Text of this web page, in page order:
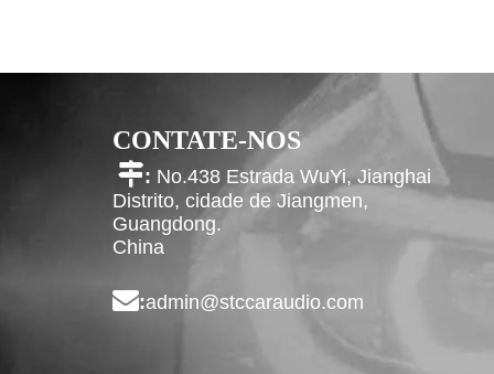
CONTATE-NOS
: No.438 Estrada WuYi, Jianghai
Distrito, cidade de Jiangmen,
Guangdong.
China
:admin@stccaraudio.com